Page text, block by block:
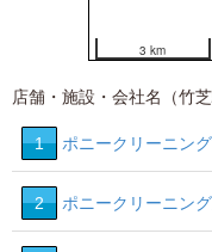
3 km
店舗・施設・会社名（竹
1 ポニークリーニン
2 ポニークリーニン